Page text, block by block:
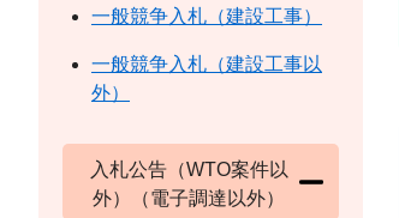
一般競争入札（建設工事）
一般競争入札（建設工事以
外）
入札公告（WTO案件以
外）（電子調達以外）